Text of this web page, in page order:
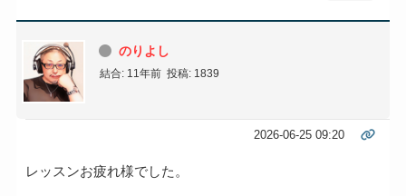
のりよし
結合: 11年前 投稿: 1839
2026-06-25 09:20
レッスンお疲れ様でした。